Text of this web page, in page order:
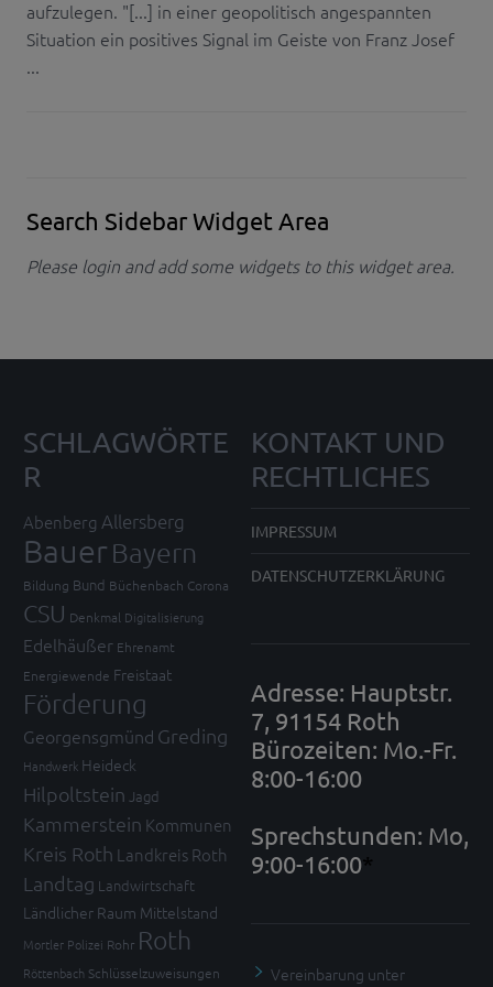
aufzulegen. "[...] in einer geopolitisch angespannten
Situation ein positives Signal im Geiste von Franz Josef
...
Search Sidebar Widget Area
Please login and add some widgets to this widget area.
SCHLAGWÖRTE
R
Abenberg Allersberg
Bauer Bayern
Bildung Bund Büchenbach Corona
CSU Denkmal Digitalisierung
Edelhäußer Ehrenamt
Energiewende Freistaat
Förderung
Georgensgmünd Greding
Handwerk Heideck
Hilpoltstein Jagd
Kammerstein Kommunen
Kreis Roth Landkreis Roth
Landtag Landwirtschaft
Ländlicher Raum Mittelstand
Mortler Polizei Rohr Roth
Röttenbach Schlüsselzuweisungen
KONTAKT UND
RECHTLICHES
IMPRESSUM
DATENSCHUTZERKLÄRUNG
Adresse: Hauptstr.
7, 91154 Roth
Bürozeiten: Mo.-Fr.
8:00-16:00
Sprechstunden: Mo,
9:00-16:00*
Vereinbarung unter